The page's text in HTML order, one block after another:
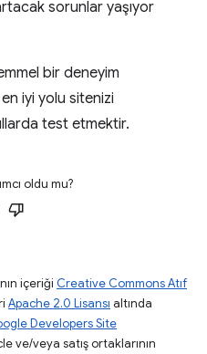
sorunlar yaşıyor
bir deneyim
iyi yolu sitenizi
test etmektir.
oldu mu?
içeriği Creative Commons Atıf
Apache 2.0 Lisansı altında
Developers Site
ve/veya satış ortaklarının